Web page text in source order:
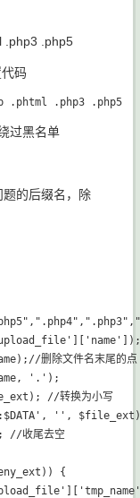
.php3 .php5
码
过黑名单
的后缀名，除
删除文件名末尾的点
'.');
//转换为小写
'',
//收尾去空
{